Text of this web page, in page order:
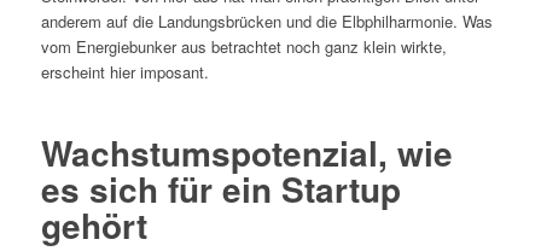
anderem auf die Landungsbrücken und die Elbphilharmonie. Was
vom Energiebunker aus betrachtet noch ganz klein wirkte,
erscheint hier imposant.
Wachstumspotenzial, wie
es sich für ein Startup
gehört